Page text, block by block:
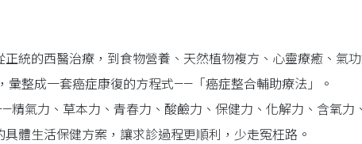
統的西醫治療，到食物營養、天然植物複方、心靈療癒、氣
彙整成一套癌症康復的方程式——「癌症整合輔助療法」。
精氣力、草本力、青春力、酸鹼力、保健力、化解力、含氧力
體生活保健方案，讓求診過程更順利，少走冤枉路。